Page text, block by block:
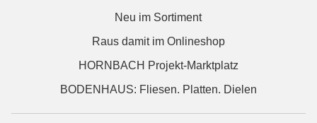
Neu im Sortiment
Raus damit im Onlineshop
HORNBACH Projekt-Marktplatz
BODENHAUS: Fliesen. Platten. Dielen